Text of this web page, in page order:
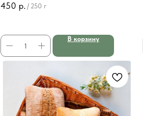
450 р. / 250 г
В корзину